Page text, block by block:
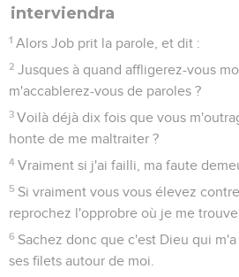
interviendra
1 Alors Job prit la parole, et dit :
2 Jusques à quand affligerez-vous
m'accablerez-vous de paroles ?
3 Voilà déjà dix fois que vous
honte de me maltraiter ?
4 Vraiment si j'ai failli, ma faute
5 Si vraiment vous vous élevez
reprochez l'opprobre où je me trouve,
6 Sachez donc que c'est Dieu qui
ses filets autour de moi.